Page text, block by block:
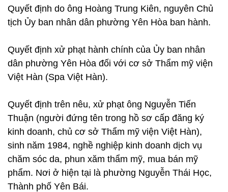
Quyết định do ông Hoàng Trung Kiên, nguyên Chủ
tịch Ủy ban nhân dân phường Yên Hòa ban hành.
Quyết định xử phạt hành chính của Ủy ban nhân
dân phường Yên Hòa đối với cơ sở Thẩm mỹ viện
Việt Hàn (Spa Việt Hàn).
Quyết định trên nêu, xử phạt ông Nguyễn Tiến
Thuận (người đứng tên trong hồ sơ cấp đăng ký
kinh doanh, chủ cơ sở Thẩm mỹ viện Việt Hàn),
sinh năm 1984, nghề nghiệp kinh doanh dịch vụ
chăm sóc da, phun xăm thẩm mỹ, mua bán mỹ
phẩm. Nơi ở hiện tại là phường Nguyễn Thái Học,
Thành phố Yên Bái.